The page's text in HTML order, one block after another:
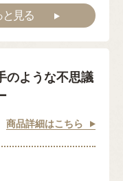
と見る
のような不思議
商品詳細はこちら